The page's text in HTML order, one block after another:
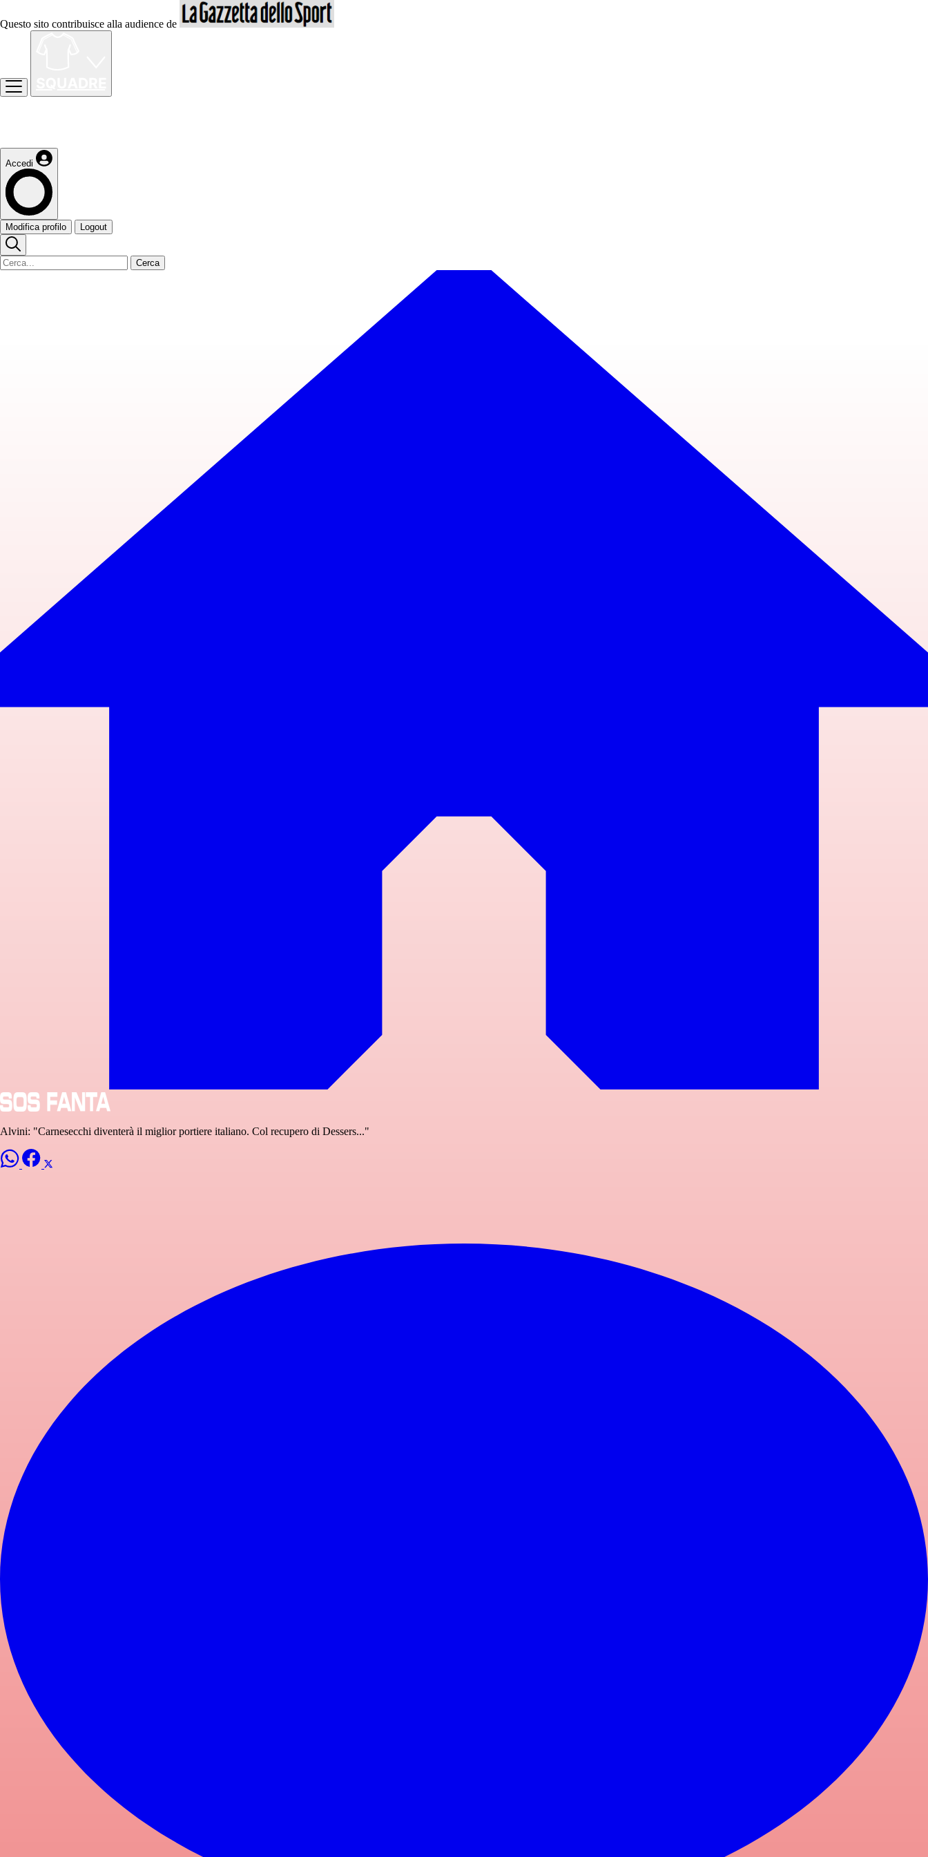
Questo sito contribuisce alla audience de
Accedi
Modifica profilo Logout
Cerca
Alvini: "Carnesecchi diventerà il miglior portiere italiano. Col recupero di Dessers..."